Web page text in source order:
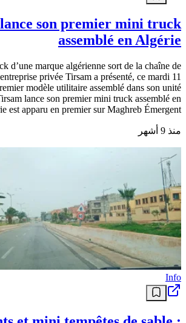
son premier mini truck
assemblé en Algérie
d’une marque algérienne sort de la chaîne de
privée Tirsam a présenté, ce mardi 11
modèle utilitaire assemblé dans son unité
lance son premier mini truck assemblé en
est apparu en premier sur Maghreb Émergent .
منذ 9 أشهر
Info